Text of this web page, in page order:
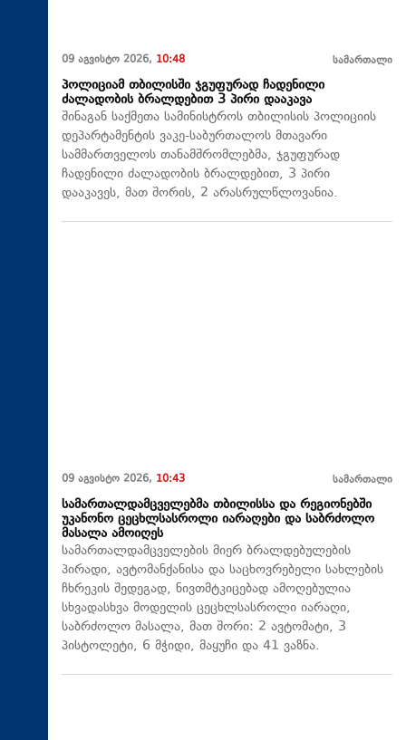
09 აგვისტო 2026, 10:48 სამართალი
პოლიციამ თბილისში ჯგუფურად ჩადენილი
ძალადობის ბრალდებით 3 პირი დააკავა
შინაგან საქმეთა სამინისტროს თბილისის პოლიციის
დეპარტამენტის ვაკე-საბურთალოს მთავარი
სამმართველოს თანამშრომლებმა, ჯგუფურად
ჩადენილი ძალადობის ბრალდებით, 3 პირი
დააკავეს, მათ შორის, 2 არასრულწლოვანია.
09 აგვისტო 2026, 10:43 სამართალი
სამართალდამცველებმა თბილისსა და რეგიონებში
უკანონო ცეცხლსასროლი იარაღები და საბრძოლო
მასალა ამოიღეს
სამართალდამცველების მიერ ბრალდებულების
პირადი, ავტომანქანისა და საცხოვრებელი სახლების
ჩხრეკის შედეგად, ნივთმტკიცებად ამოღებულია
სხვადასხვა მოდელის ცეცხლსასროლი იარაღი,
საბრძოლო მასალა, მათ შორი: 2 ავტომატი, 3
პისტოლეტი, 6 მჭიდი, მაყუჩი და 41 ვაზნა.